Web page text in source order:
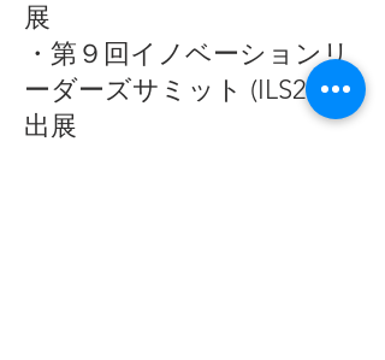
展
・第９回イノベーションリ
ーダーズサミット (ILS2021)
出展